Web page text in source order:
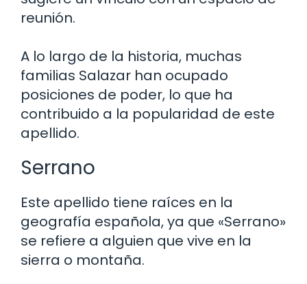
reunión.
A lo largo de la historia, muchas
familias Salazar han ocupado
posiciones de poder, lo que ha
contribuido a la popularidad de este
apellido.
Serrano
Este apellido tiene raíces en la
geografía española, ya que «Serrano»
se refiere a alguien que vive en la
sierra o montaña.